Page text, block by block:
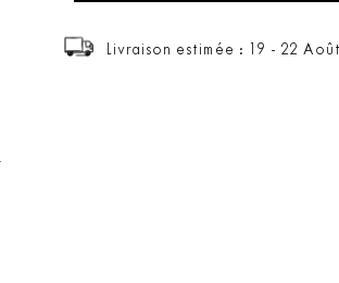
Livraison estimée : 19 - 22 Août